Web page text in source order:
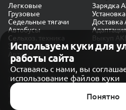
Используем куки для
работы сайта
Оставаясь с нами, вы
использование файлов куки
Понятно
Легковые
Грузовые
Седельные тягачи
Автобусы
Сельхоз. техника
Экскаваторы
Автокраны
Зарядка
Доставка
Выкуп
Проверка
Политика конфиденциальности
Обработка персональных данных
Согласие на обработку в
Карта сайта
© CARAKB 2026. Все права